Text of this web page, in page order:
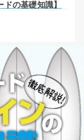
ドの基礎知識】